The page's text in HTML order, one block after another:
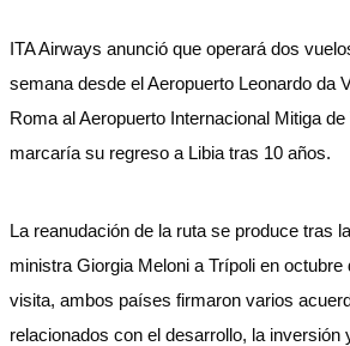
ITA Airways anunció que operará dos
semana desde el Aeropuerto Leonardo da
Roma al Aeropuerto Internacional Mitiga
marcaría su regreso a Libia tras 10 años.
La reanudación de la ruta se produce tras
ministra Giorgia Meloni a Trípoli en octubre
visita, ambos países firmaron varios
relacionados con el desarrollo, la inversión